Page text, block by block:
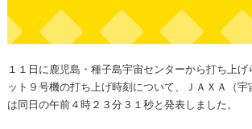
１１日に鹿児島・種子島宇宙センターから打ち上
ット９号機の打ち上げ時刻について、ＪＡＸＡ（宇
は同日の午前４時２３分３１秒と発表しました。